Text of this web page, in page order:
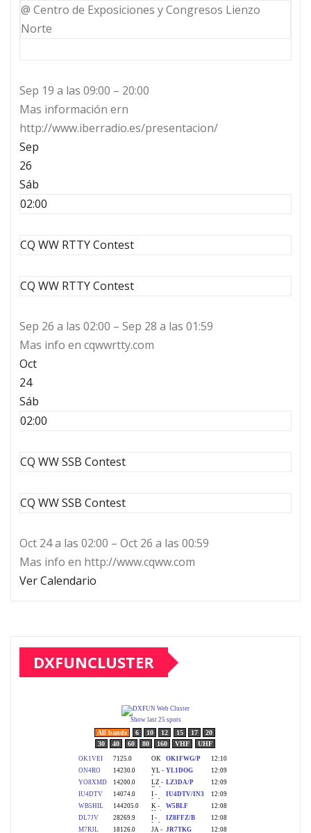
@ Centro de Exposiciones y Congresos Lienzo
Norte
Sep 19 a las 09:00 – 20:00
Mas información ern
http://www.iberradio.es/presentacion/
Sep
26
Sáb
02:00
CQ WW RTTY Contest
CQ WW RTTY Contest
Sep 26 a las 02:00 – Sep 28 a las 01:59
Mas info en cqwwrtty.com
Oct
24
Sáb
02:00
CQ WW SSB Contest
CQ WW SSB Contest
Oct 24 a las 02:00 – Oct 26 a las 00:59
Mas info en http://www.cqww.com
Ver Calendario
DXFUNCLUSTER